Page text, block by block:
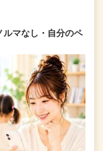
ルマなし・自分のペ